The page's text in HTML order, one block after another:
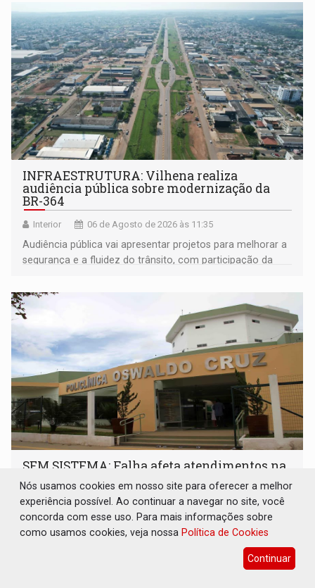
INFRAESTRUTURA: Vilhena realiza
audiência pública sobre modernização da
BR-364
Interior 06 de Agosto de 2026 às 11:35
Audiência pública vai apresentar projetos para melhorar a
segurança e a fluidez do trânsito, com participação da
SEM SISTEMA: Falha afeta atendimentos na
Policlínica Oswaldo Cruz
Geral 06 de Agosto de 2026 às 11:29
Pacientes relatam dificuldades para marcar consultas na
unidade de saúde em Rondônia
Nós usamos cookies em nosso site para oferecer a melhor
experiência possível. Ao continuar a navegar no site, você
concorda com esse uso. Para mais informações sobre
como usamos cookies, veja nossa Política de Cookies
Continuar